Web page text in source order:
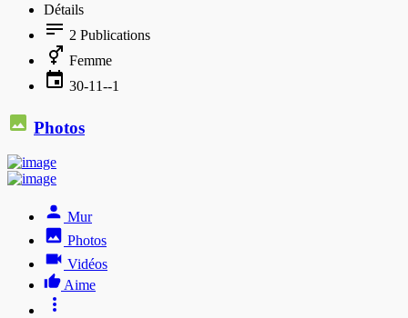
Détails
2 Publications
Femme
30-11--1
Photos
Mur
Photos
Vidéos
Aime